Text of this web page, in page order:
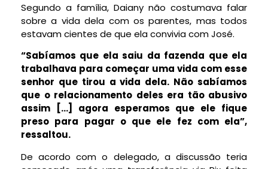
Segundo a família, Daiany não costumava falar
sobre a vida dela com os parentes, mas todos
estavam cientes de que ela convivia com José.
“Sabíamos que ela saiu da fazenda que ela
trabalhava para começar uma vida com esse
senhor que tirou a vida dela. Não sabíamos
que o relacionamento deles era tão abusivo
assim […] agora esperamos que ele fique
preso para pagar o que ele fez com ela”,
ressaltou.
De acordo com o delegado, a discussão teria